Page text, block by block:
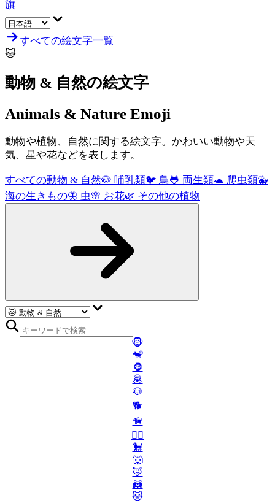
旗
すべての絵文字一覧
🐱
動物 & 自然の絵文字
Animals & Nature Emoji
動物や植物、自然に関する絵文字。かわいい動物や天
気、星や花などを表します。
すべての動物 & 自然🐶 哺乳類🐦 鳥🐸 両生類🐢 爬虫類🐳
海の生きもの🦋 虫🌸 お花🌿 その他の植物
🐵
🐒
🦍
🦧
🐶
🐕
🦮
🐕‍🦺
🐩
🐺
🦊
🦝
🐱